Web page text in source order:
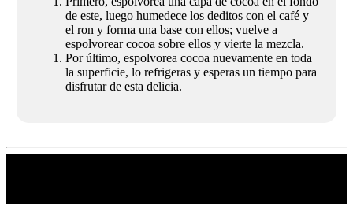
de este, luego humedece los deditos con el café y
el ron y forma una base con ellos; vuelve a
espolvorear cocoa sobre ellos y vierte la mezcla.
Por último, espolvorea cocoa nuevamente en toda
la superficie, lo refrigeras y esperas un tiempo para
disfrutar de esta delicia.